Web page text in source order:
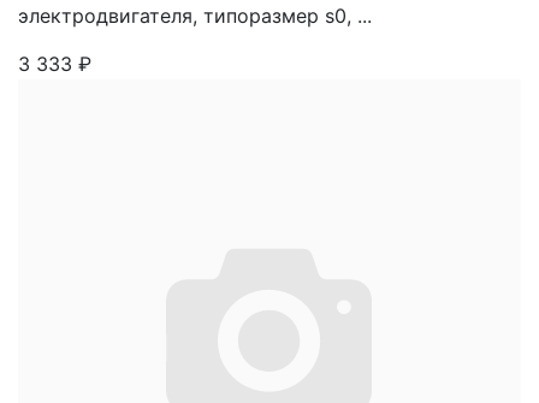
электродвигателя, типоразмер s0, ...
3 333 ₽